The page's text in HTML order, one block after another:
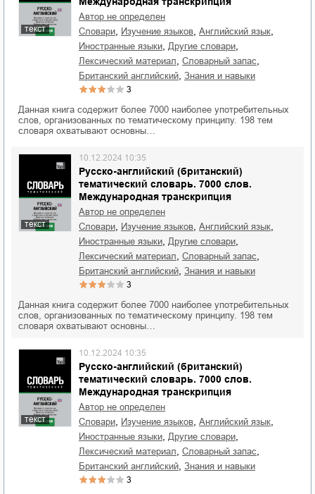
текст
Автор не определен
словари
изучение языков английский язык
иностранные языки другие словари
лексический материал словарный запас
британский английский знания и навыки
3
Данная книга содержит более 7000 наиболее употребительных
слов, организованных по тематическому принципу. 198 тем
словаря охватывают основны…
текст
Русско-английский (британский)
тематический словарь. 7000 слов.
Международная транскрипция
10.12.2024 10:35
Автор не определен
словари
изучение языков английский язык
иностранные языки другие словари
лексический материал словарный запас
британский английский знания и навыки
3
Данная книга содержит более 7000 наиболее употребительных
слов, организованных по тематическому принципу. 198 тем
словаря охватывают основны…
текст
Русско-английский (британский)
тематический словарь. 7000 слов.
Международная транскрипция
10.12.2024 10:35
Автор не определен
словари
изучение языков английский язык
иностранные языки другие словари
лексический материал словарный запас
британский английский знания и навыки
3